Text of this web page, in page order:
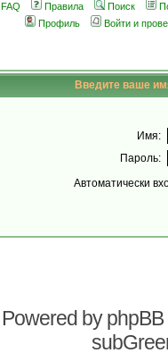
FAQ Правила Поиск
Профиль
Войти и
Введите ваше
Имя:
Пароль:
Автоматически
Powered byphpBB